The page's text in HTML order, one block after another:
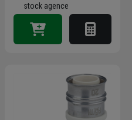
stock agence